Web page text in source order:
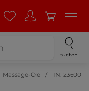
suchen
Massage-Öle IN: 23600